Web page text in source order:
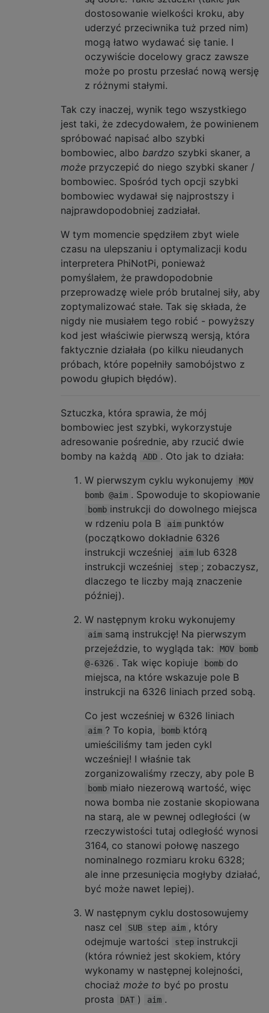
dostosowanie wielkości kroku, aby
uderzyć przeciwnika tuż przed nim)
mogą łatwo wydawać się tanie. I
oczywiście docelowy gracz zawsze
może po prostu przesłać nową wersję
z różnymi stałymi.
Tak czy inaczej, wynik tego wszystkiego
jest taki, że zdecydowałem, że powinienem
spróbować napisać albo szybki
bombowiec, albo bardzo szybki skaner, a
może przyczepić do niego szybki skaner /
bombowiec. Spośród tych opcji szybki
bombowiec wydawał się najprostszy i
najprawdopodobniej zadziałał.
W tym momencie spędziłem zbyt wiele
czasu na ulepszaniu i optymalizacji kodu
interpretera PhiNotPi, ponieważ
pomyślałem, że prawdopodobnie
przeprowadzę wiele prób brutalnej siły, aby
zoptymalizować stałe. Tak się składa, że ​​
nigdy nie musiałem tego robić - powyższy
kod jest właściwie pierwszą wersją, która
faktycznie działała (po kilku nieudanych
próbach, które popełniły samobójstwo z
powodu głupich błędów).
Sztuczka, która sprawia, że ​​mój
bombowiec jest szybki, wykorzystuje
adresowanie pośrednie, aby rzucić dwie
bomby na każdą
ADD . Oto jak to działa:
W pierwszym cyklu wykonujemy
MOV
bomb @aim . Spowoduje to skopiowanie
bomb instrukcji do dowolnego miejsca
w rdzeniu pola B
aim punktów
(początkowo dokładnie 6326
instrukcji wcześniej
aim lub 6328
instrukcji wcześniej
step ; zobaczysz,
dlaczego te liczby mają znaczenie
później).
W następnym kroku wykonujemy
aim samą instrukcję! Na pierwszym
przejeździe, to wygląda tak:
MOV bomb
@-6326 . Tak więc kopiuje bomb do
miejsca, na które wskazuje pole B
instrukcji na 6326 liniach przed sobą.
Co jest wcześniej w 6326 liniach
aim ? To kopia, bomb którą
umieściliśmy tam jeden cykl
wcześniej! I właśnie tak
zorganizowaliśmy rzeczy, aby pole B
bomb miało niezerową wartość, więc
nowa bomba nie zostanie skopiowana
na starą, ale w pewnej odległości (w
rzeczywistości tutaj odległość wynosi
3164, co stanowi połowę naszego
nominalnego rozmiaru kroku 6328;
ale inne przesunięcia mogłyby działać,
być może nawet lepiej).
W następnym cyklu dostosowujemy
nasz cel
SUB step aim , który
odejmuje wartości
step instrukcji
(która również jest skokiem, który
wykonamy w następnej kolejności,
chociaż może to być po prostu
prosta
DAT ) aim .